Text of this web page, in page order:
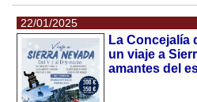
22/01/2025
La Concejalía
un viaje a
amantes del